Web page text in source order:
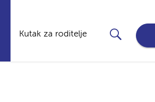
Kutak za roditelje